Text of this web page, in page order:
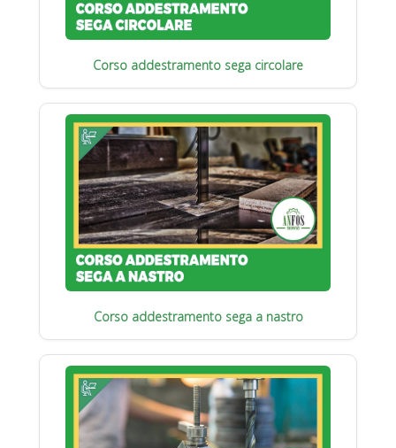
Corso addestramento sega circolare
Corso addestramento sega a nastro